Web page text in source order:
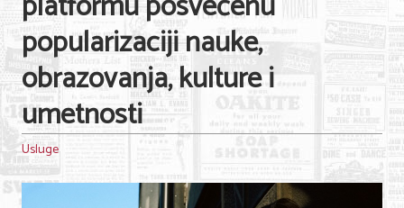
Sport i rekreacija
Zdravlje i medicina
Hobi i razonoda
UPIS FIRMI
popularizaciji nauke,
obrazovanja, kulture i
umetnosti
Usluge